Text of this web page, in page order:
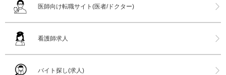
医師向け転職サイト(医者/ドクター)
看護師求人
バイト探し(求人)